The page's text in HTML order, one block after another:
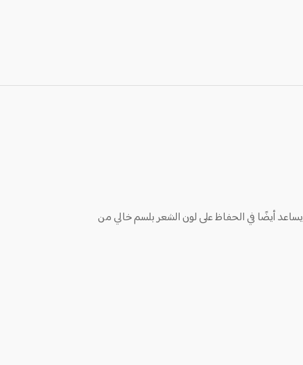
أيضًا في الحفاظ على لون الشعر بلسم خالي من